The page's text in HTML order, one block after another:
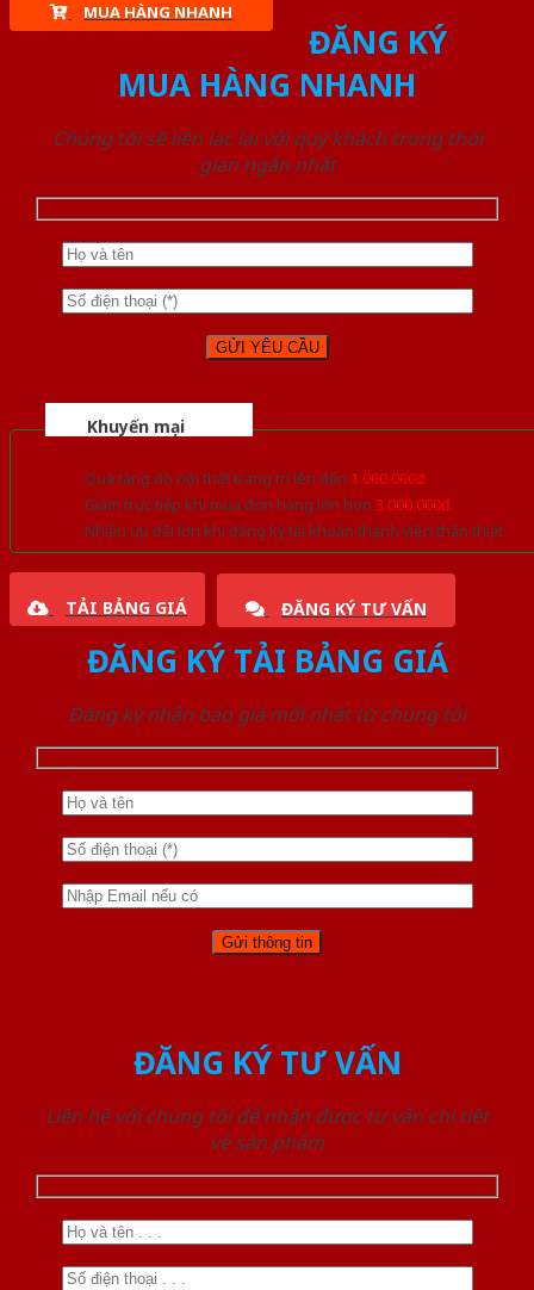
MUA HÀNG NHANH
ĐĂNG KÝ
MUA HÀNG NHANH
Chúng tôi sẽ liên lạc lại với quý khách trong thời
gian ngắn nhất
Khuyến mại
Quà tặng đồ nội thất trang trí lên đến 1.000.000đ
Giảm trực tiếp khi mua đơn hàng lớn hơn 3.000.000đ
Nhiều ưu đãi lớn khi đăng ký tài khoản thành viên thân thiết
TẢI BẢNG GIÁ ĐĂNG KÝ TƯ VẤN
ĐĂNG KÝ TẢI BẢNG GIÁ
Đăng ký nhận báo giá mới nhất từ chúng tôi
ĐĂNG KÝ TƯ VẤN
Liên hệ với chúng tôi để nhận được tư vấn chi tiết
về sản phẩm